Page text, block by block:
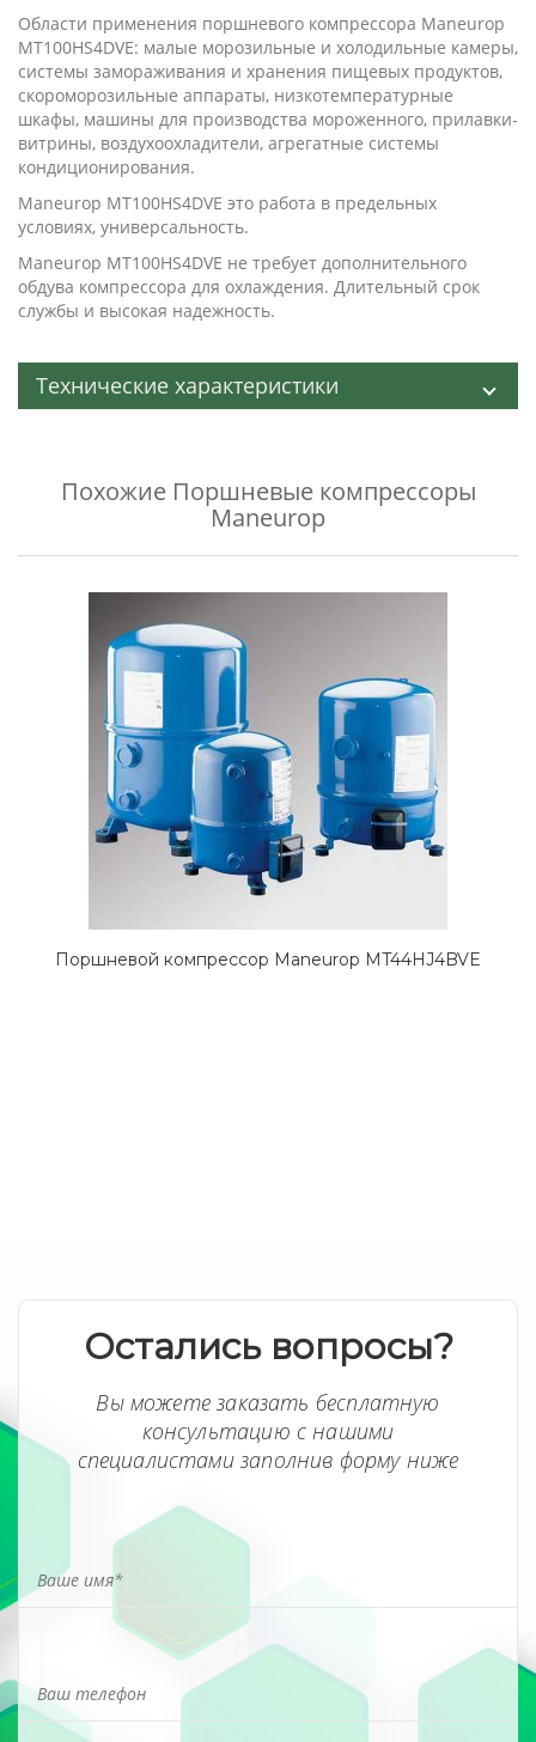
Области применения поршневого компрессора Maneurop
MT100HS4DVE: малые морозильные и холодильные камеры,
системы замораживания и хранения пищевых продуктов,
скороморозильные аппараты, низкотемпературные
шкафы, машины для производства мороженного, прилавки-
витрины, воздухоохладители, агрегатные системы
кондиционирования.
Maneurop MT100HS4DVE это работа в предельных
условиях, универсальность.
Maneurop MT100HS4DVE не требует дополнительного
обдува компрессора для охлаждения. Длительный срок
службы и высокая надежность.
Технические характеристики
Похожие Поршневые компрессоры
Maneurop
Поршневой компрессор Maneurop MT44HJ4BVE
Остались вопросы?
Вы можете заказать бесплатную
консультацию с нашими
специалистами заполнив форму ниже